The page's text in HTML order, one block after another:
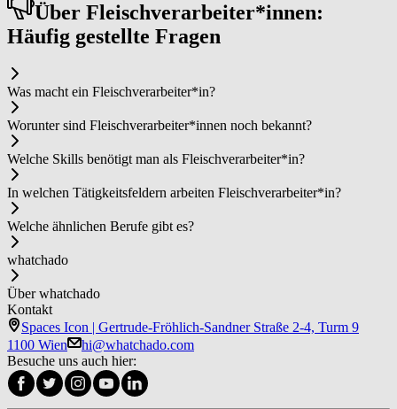
Über Fleisch­ver­ar­bei­ter*in­nen:
Häufig gestellte Fragen
Was macht ein Fleisch­ver­ar­bei­ter*in?
Worunter sind Fleisch­ver­ar­bei­ter*in­nen noch bekannt?
Welche Skills benötigt man als Fleisch­ver­ar­bei­ter*in?
In welchen Tätigkeitsfeldern arbeiten Fleisch­ver­ar­bei­ter*in?
Welche ähnlichen Berufe gibt es?
whatchado
Über whatchado
Kontakt
Spaces Icon | Gertrude-Fröhlich-Sandner Straße 2-4, Turm 9
1100 Wien
hi@whatchado.com
Besuche uns auch hier: